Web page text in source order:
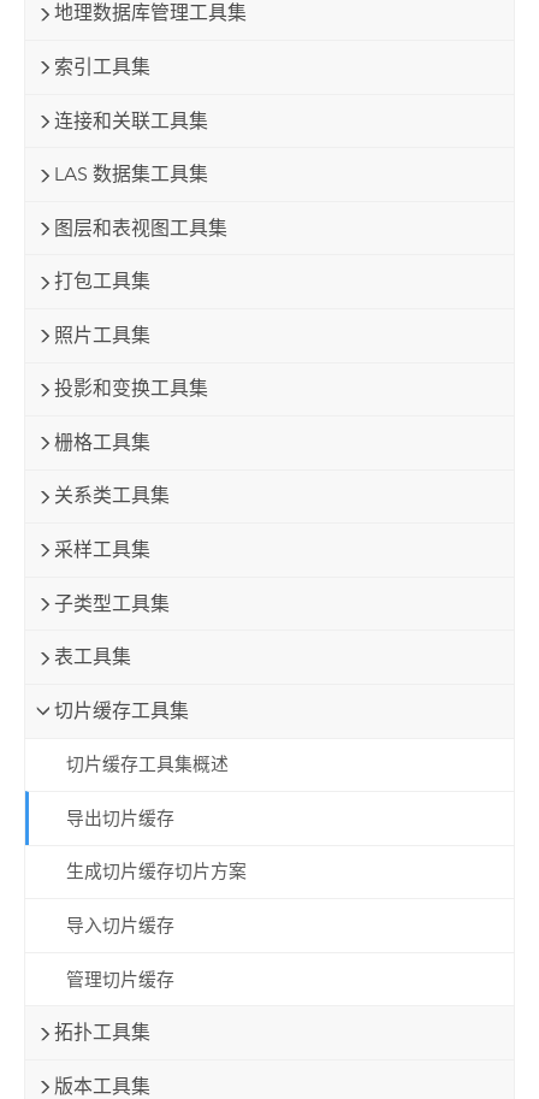
地理数据库管理工具集
索引工具集
连接和关联工具集
LAS 数据集工具集
图层和表视图工具集
打包工具集
照片工具集
投影和变换工具集
栅格工具集
关系类工具集
采样工具集
子类型工具集
表工具集
切片缓存工具集
切片缓存工具集概述
导出切片缓存
生成切片缓存切片方案
导入切片缓存
管理切片缓存
拓扑工具集
版本工具集